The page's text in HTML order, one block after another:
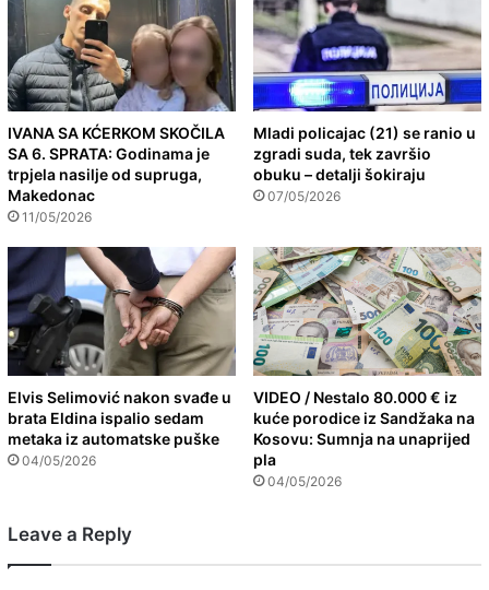
IVANA SA KĆERKOM SKOČILA
SA 6. SPRATA: Godinama je
trpjela nasilje od supruga,
Makedonac
11/05/2026
Mladi policajac (21) se ranio u
zgradi suda, tek završio
obuku – detalji šokiraju
07/05/2026
Elvis Selimović nakon svađe u
brata Eldina ispalio sedam
metaka iz automatske puške
04/05/2026
VIDEO / Nestalo 80.000 € iz
kuće porodice iz Sandžaka na
Kosovu: Sumnja na unaprijed
pla
04/05/2026
Leave a Reply